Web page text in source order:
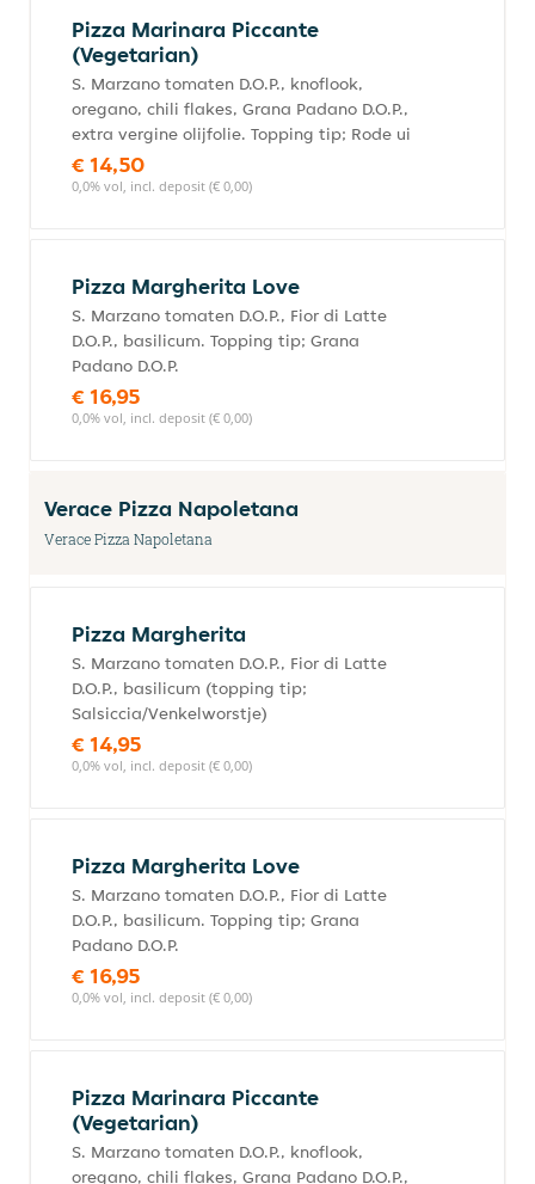
Pizza Marinara Piccante
(Vegetarian)
S. Marzano tomaten D.O.P., knoflook,
oregano, chili flakes, Grana Padano D.O.P.,
extra vergine olijfolie. Topping tip; Rode ui
€ 14,50
0,0% vol, incl. deposit (€ 0,00)
Pizza Margherita Love
S. Marzano tomaten D.O.P., Fior di Latte
D.O.P., basilicum. Topping tip; Grana
Padano D.O.P.
€ 16,95
0,0% vol, incl. deposit (€ 0,00)
Verace Pizza Napoletana
Verace Pizza Napoletana
Pizza Margherita
S. Marzano tomaten D.O.P., Fior di Latte
D.O.P., basilicum (topping tip;
Salsiccia/Venkelworstje)
€ 14,95
0,0% vol, incl. deposit (€ 0,00)
Pizza Margherita Love
S. Marzano tomaten D.O.P., Fior di Latte
D.O.P., basilicum. Topping tip; Grana
Padano D.O.P.
€ 16,95
0,0% vol, incl. deposit (€ 0,00)
Pizza Marinara Piccante
(Vegetarian)
S. Marzano tomaten D.O.P., knoflook,
oregano, chili flakes, Grana Padano D.O.P.,